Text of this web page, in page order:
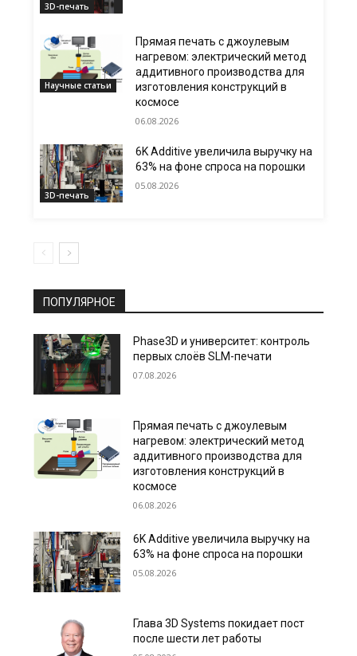
3D-печать
Научные статьи
Прямая печать с джоулевым
нагревом: электрический метод
аддитивного производства для
изготовления конструкций в
космосе
06.08.2026
3D-печать
6K Additive увеличила выручку на
63% на фоне спроса на порошки
05.08.2026
ПОПУЛЯРНОЕ
Phase3D и университет: контроль
первых слоёв SLM-печати
07.08.2026
Прямая печать с джоулевым
нагревом: электрический метод
аддитивного производства для
изготовления конструкций в
космосе
06.08.2026
6K Additive увеличила выручку на
63% на фоне спроса на порошки
05.08.2026
Глава 3D Systems покидает пост
после шести лет работы